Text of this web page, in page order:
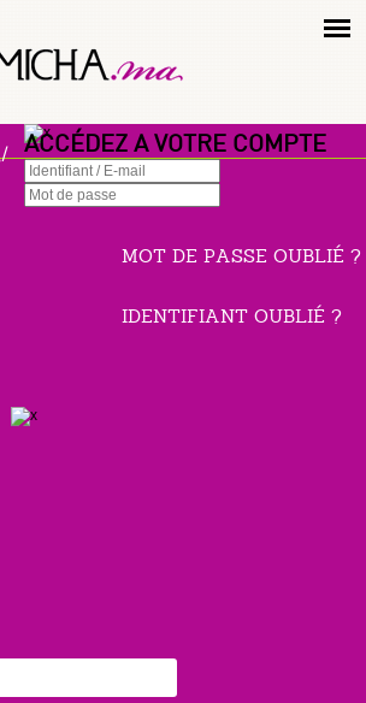
ACCÉDEZ A VOTRE COMPTE
MOT DE PASSE OUBLIÉ ?
IDENTIFIANT OUBLIÉ ?